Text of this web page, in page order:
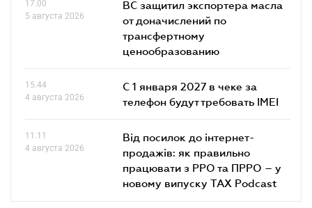
17.00
5 августа 2026
ВС защитил экспортера масла
от доначислений по
трансфертному
ценообразованию
15.44
4 августа 2026
С 1 января 2027 в чеке за
телефон будут требовать IMEI
11.11
4 августа 2026
Від посилок до інтернет-
продажів: як правильно
працювати з РРО та ПРРО – у
новому випуску TAX Podcast